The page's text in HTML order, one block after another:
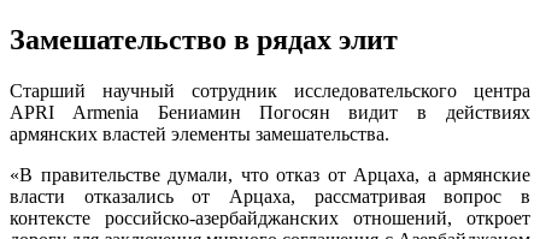
Замешательство в рядах элит
Старший научный сотрудник исследовательского центра
APRI Armenia Бениамин Погосян видит в действиях
армянских властей элементы замешательства.
«В правительстве думали, что отказ от Арцаха, а армянские
власти отказались от Арцаха, рассматривая вопрос в
контексте российско-азербайджанских отношений, откроет